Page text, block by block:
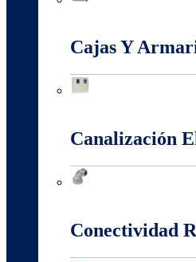
Cajas Y
Canalización
Conectividad